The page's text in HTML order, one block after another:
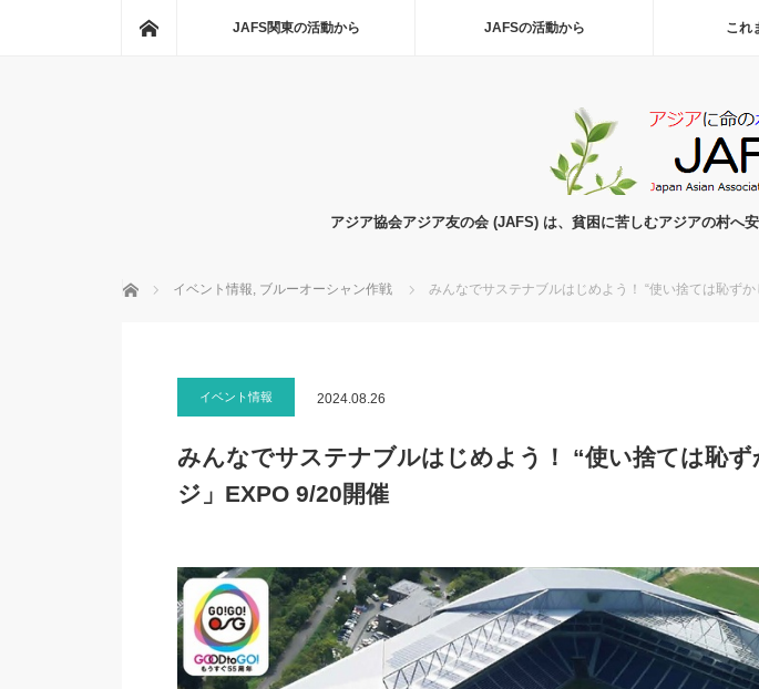
JAFS関東の活動から JAFSの活動から これ
アジア協会アジア友の会 (JAFS) は、貧困に苦しむアジアの村へ
ホーム イベント情報, ブルーオーシャン作戦 みんなでサステナブルはじめよう！ “使い捨ては恥ず
イベント情報 2024.08.26
みんなでサステナブルはじめよう！ “使い捨ては恥
ジ」EXPO 9/20開催